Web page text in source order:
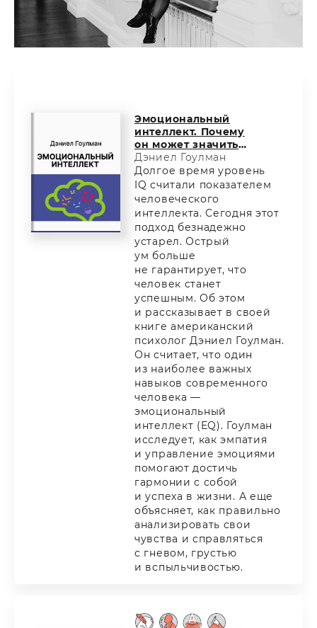
Эмоциональный
интеллект. Почему
он может значить
больше, чем IQ
Дэниел Гоулман
Долгое время уровень
IQ считали показателем
человеческого
интеллекта. Сегодня этот
подход безнадежно
устарел. Острый
ум больше
не гарантирует, что
человек станет
успешным. Об этом
и рассказывает в своей
книге американский
психолог Дэниел Гоулман.
Он считает, что один
из наиболее важных
навыков современного
человека —
эмоциональный
интеллект (EQ). Гоулман
исследует, как эмпатия
и управление эмоциями
помогают достичь
гармонии с собой
и успеха в жизни. А еще
объясняет, как правильно
анализировать свои
чувства и справляться
с гневом, грустью
и вспыльчивостью.